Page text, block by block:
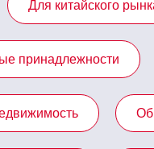
Для китайского
принадлежности